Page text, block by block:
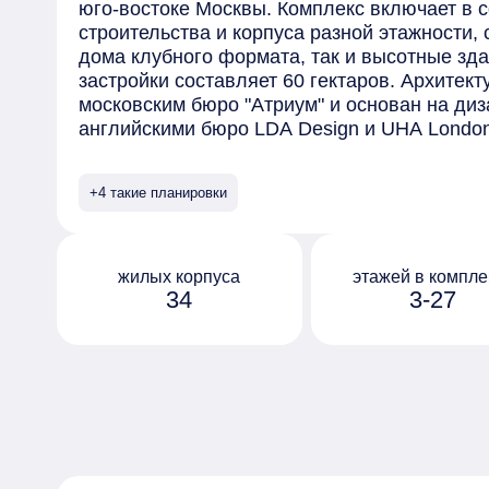
юго-востоке Москвы. Комплекс включает в
строительства и корпуса разной
дома клубного формата, так и высотные
застройки составляет 60 гектаров.
московским бюро "Атриум" и основан на
английскими бюро LDA Design и UHA
предлагаемых в комплексе - квартиры с
обустроен собственный парк "Зелёная
10 гектаров, которая тянется через весь
Протяжённое прогулочное пространство
+4 такие планировки
34
жилых корпуса
3-27
этажей в